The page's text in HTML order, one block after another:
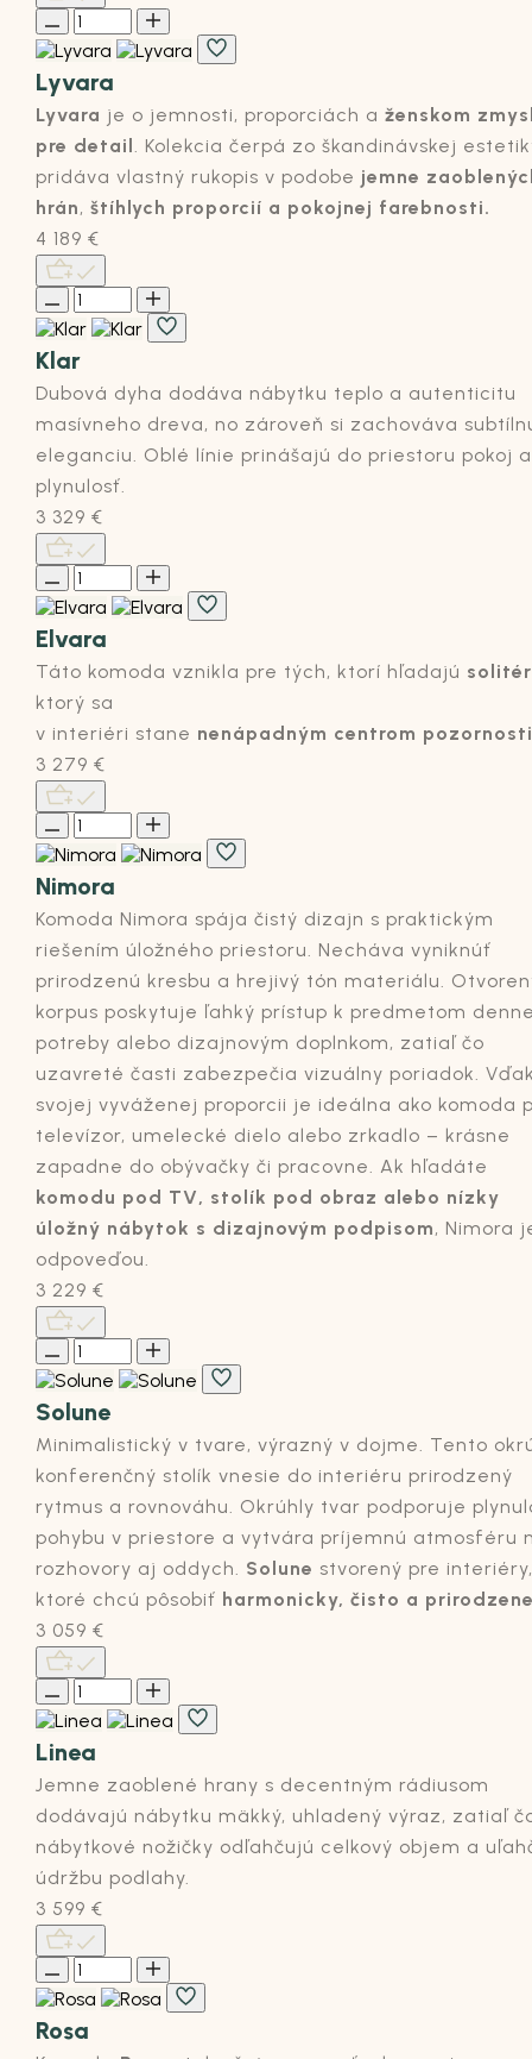
Lyvara
Lyvara je o jemnosti, proporciách a ženskom
pre detail. Kolekcia čerpá zo škandinávskej
pridáva vlastný rukopis v podobe jemne
hrán, štíhlych proporcií a pokojnej farebnosti.
4 189 €
Klar
Dubová dyha dodáva nábytku teplo a autenticitu
masívneho dreva, no zároveň si zachováva
eleganciu. Oblé línie prinášajú do priestoru pokoj a
plynulosť.
3 329 €
Elvara
Táto komoda vznikla pre tých, ktorí hľadajú
ktorý sa
v interiéri stane nenápadným centrom
3 279 €
Nimora
Komoda Nimora spája čistý dizajn s praktickým
riešením úložného priestoru. Necháva vyniknúť
prirodzenú kresbu a hrejivý tón materiálu.
korpus poskytuje ľahký prístup k predmetom
potreby alebo dizajnovým doplnkom, zatiaľ čo
uzavreté časti zabezpečia vizuálny poriadok.
svojej vyváženej proporcii je ideálna ako komoda
televízor, umelecké dielo alebo zrkadlo – krásne
zapadne do obývačky či pracovne. Ak hľadáte
komodu pod TV, stolík pod obraz alebo nízky
úložný nábytok s dizajnovým podpisom, Nimora
odpoveďou.
3 229 €
Solune
Minimalistický v tvare, výrazný v dojme. Tento
konferenčný stolík vnesie do interiéru prirodzený
rytmus a rovnováhu. Okrúhly tvar podporuje
pohybu v priestore a vytvára príjemnú atmosféru
rozhovory aj oddych. Solune stvorený pre interiéry,
ktoré chcú pôsobiť harmonicky, čisto a
3 059 €
Linea
Jemne zaoblené hrany s decentným rádiusom
dodávajú nábytku mäkký, uhladený výraz, zatiaľ
nábytkové nožičky odľahčujú celkový objem a
údržbu podlahy.
3 599 €
Rosa